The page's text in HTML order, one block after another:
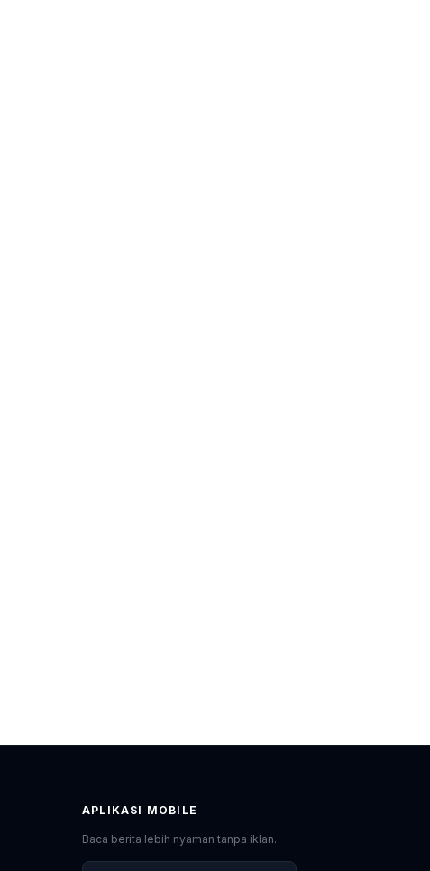
APLIKASI MOBILE
Baca berita lebih nyaman tanpa iklan.